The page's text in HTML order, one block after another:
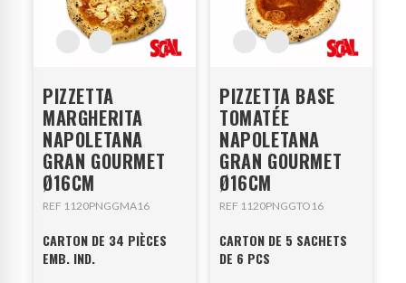
PIZZETTA
MARGHERITA
NAPOLETANA
GRAN GOURMET
Ø16CM
REF 1120PNGGMA16
CARTON DE 34 PIÈCES
EMB. IND.
PIZZETTA BASE
TOMATÉE
NAPOLETANA
GRAN GOURMET
Ø16CM
REF 1120PNGGTO16
CARTON DE 5 SACHETS
DE 6 PCS